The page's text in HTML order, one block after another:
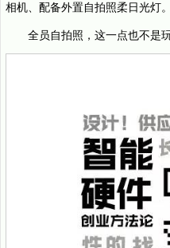
相机、配备外置自拍照柔日光灯。
全员自拍照，这一点也不是